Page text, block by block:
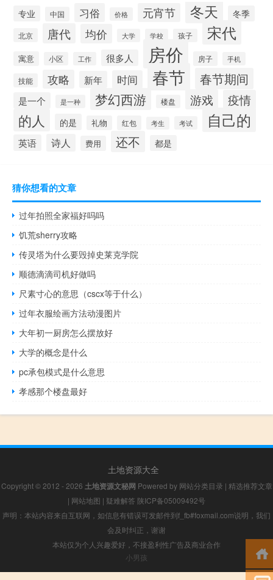
专业 中国 习俗 价格 元宵节 冬天 冬季
北京 唐代 均价 大学 学校 孩子 宋代
寓意 小区 工作 很多人 房价 房子 手机
技能 攻略 新年 时间 春节 春节期间
是一个 是一种 梦幻西游 楼盘 游戏 疫情
的人 的是 礼物 红包 考生 考试 自己的
英语 诗人 费用 还不 都是
猜你想看的文章
过年拍照全家福好吗吗
饥荒sherry攻略
传灵塔为什么要毁掉史莱克学院
顺德滴滴司机好做吗
尺素寸心的意思（cscx等于什么）
过年衣服绘画方法动漫图片
大年初一厨房怎么摆放好
大学的概念是什么
pc承包模式是什么意思
孝感那个楼盘最好
土地资源大全
Copyright © 2012 - 2026 土地资源文秘网 Powered by 网站分类目录 | 精选推荐文章
| 网站地图 | 疑难解答 陕ICP备05009492号
声明：本站内容来自互联网，如信息有错误可发邮件到f_fb#foxmail.com说明，我们
会及时纠正，谢谢
本站仅为个人兴趣爱好，不接盈利性广告及商业合作
小男孩